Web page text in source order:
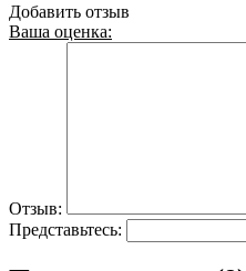
Добавить отзыв
Ваша оценка:
Отзыв:
Представьтесь: